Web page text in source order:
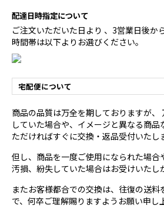
配達日時指定について
ご注文いただいた日より 、3営業日後か
時間帯は以下よりお選びください。
宅配便について
商品の品質は万全を期しておりますが、
していた場合や、イメージと異なる商
ただければすぐに交換・返品受付いたし
但し、商品を一度ご使用になられた場合
汚損、紛失していた場合はお受けいたし
またお客様都合での交換は、往復の送料
で、何卒ご理解賜りますようお願い申し